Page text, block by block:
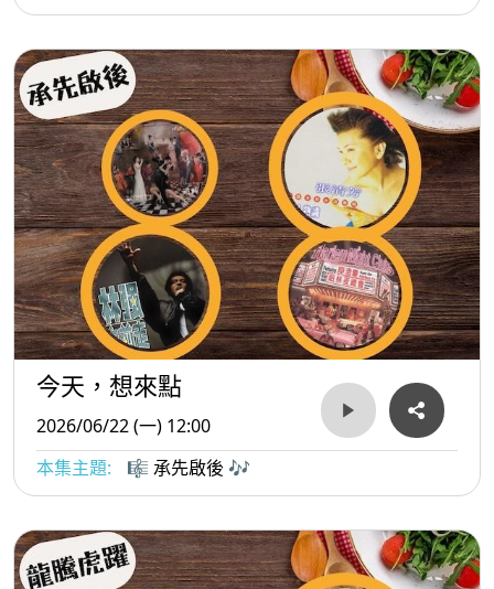
今天，想來點
2026/06/22 (一) 12:00
本集主題:
🎼 承先啟後 🎶